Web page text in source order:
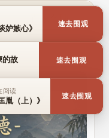
百家名理
妒嫉心》 速去围观
的故
速去围观
阅读
胤（上）》 速去围观